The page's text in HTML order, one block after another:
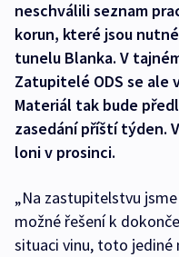
neschválili seznam
korun, které jsou
tunelu Blanka. V
Zatupitelé ODS se
Materiál tak bude
zasedání příští týden.
loni v prosinci.
„Na zastupitelstvu
možné řešení k
situaci vinu, toto jediné